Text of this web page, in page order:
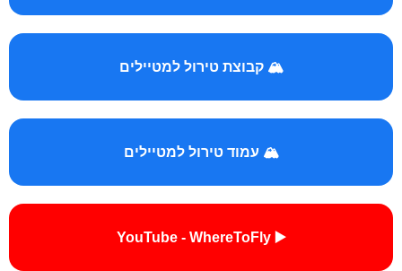
🏔️ קבוצת טירול למטיילים
🏔️ עמוד טירול למטיילים
▶️ YouTube - WhereToFly